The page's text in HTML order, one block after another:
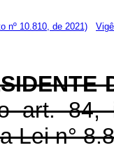
nº 10.810, de 2021)
art. 84,
Lei n°